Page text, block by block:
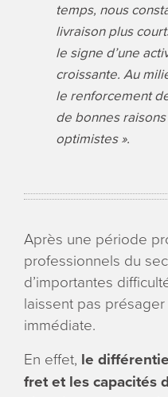
temps, nous
livraison plus
le signe d’une
croissante. Au
le renforcement
de bonnes
optimistes».
Après une période
professionnels du
d’importantes
laissent pas présager
immédiate.
En effet, le
fret et les capacités